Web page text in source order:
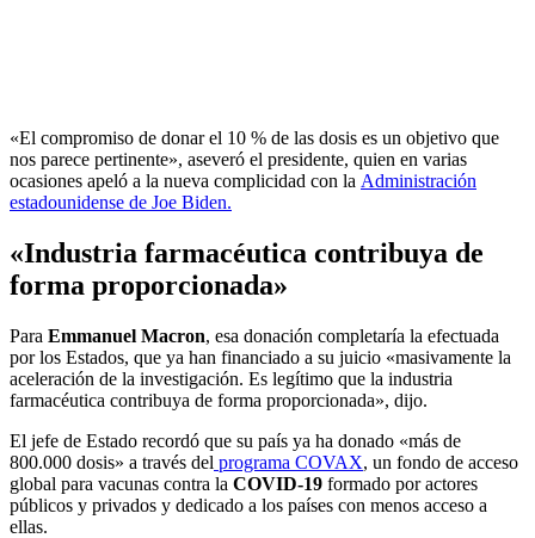
«El compromiso de donar el 10 % de las dosis es un objetivo que
nos parece pertinente», aseveró el presidente, quien en varias
ocasiones apeló a la nueva complicidad con la Administración
estadounidense de Joe Biden.
«Industria farmacéutica contribuya de
forma proporcionada»
Para Emmanuel Macron, esa donación completaría la efectuada
por los Estados, que ya han financiado a su juicio «masivamente la
aceleración de la investigación. Es legítimo que la industria
farmacéutica contribuya de forma proporcionada», dijo.
El jefe de Estado recordó que su país ya ha donado «más de
800.000 dosis» a través del programa COVAX, un fondo de acceso
global para vacunas contra la COVID-19 formado por actores
públicos y privados y dedicado a los países con menos acceso a
ellas.